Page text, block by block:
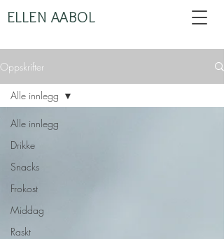
ELLEN AABOL
Oppskrifter
Alle innlegg
Drikke
Snacks
Frokost
Middag
Raskt
Alle innlegg